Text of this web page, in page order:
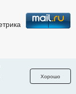
Хорошо